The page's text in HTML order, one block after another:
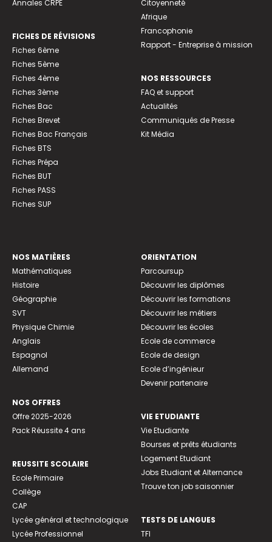
Annales CRPE
FICHES DE RÉVISIONS
Fiches 6ème
Fiches 5ème
Fiches 4ème
Fiches 3ème
Fiches Bac
Fiches Brevet
Fiches Bac Français
Fiches BTS
Fiches Prépa
Fiches BUT
Fiches PASS
Fiches SUP
Citoyenneté
Afrique
Francophonie
Rapport - Entreprise à mission
NOS RESSOURCES
FAQ et support
Actualités
Communiqués de Presse
Kit Média
NOS MATIÈRES
Mathématiques
Histoire
Géographie
SVT
Physique Chimie
Anglais
Espagnol
Allemand
NOS OFFRES
Offre 2025-2026
Pack Réussite 4 ans
REUSSITE SCOLAIRE
Ecole Primaire
Collège
CAP
Lycée général et technologique
Lycée Professionnel
ORIENTATION
Parcoursup
Découvrir les diplômes
Découvrir les formations
Découvrir les métiers
Découvrir les écoles
Ecole de commerce
Ecole de design
Ecole d’ingénieur
Devenir partenaire
VIE ETUDIANTE
Vie Etudiante
Bourses et prêts étudiants
Logement Etudiant
Jobs Etudiant et Alternance
Trouve ton job saisonnier
TESTS DE LANGUES
TFI